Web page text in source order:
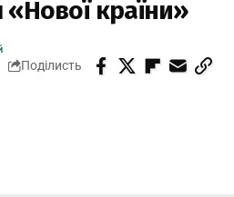
країни»
Поділисть